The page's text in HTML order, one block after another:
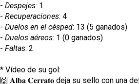
- Despejes: 1
- Recuperaciones: 4
- Duelos en el césped: 13 (5 ganados)
- Duelos aéreos: 1 (0 ganados)
- Faltas: 2
* Vídeo de su gol:
🙌 𝐀𝐥𝐛𝐚 𝐂𝐞𝐫𝐫𝐚𝐭𝐨 deja su sello con una